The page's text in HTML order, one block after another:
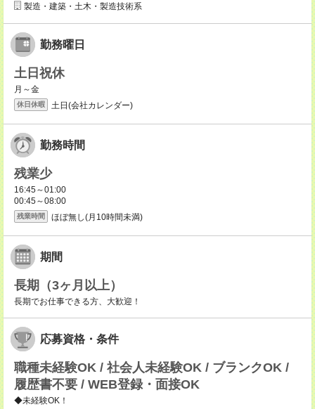
製造・建築・土木・製造技術系
勤務曜日
土日祝休
月～金
休日休暇 土日(会社カレンダー)
勤務時間
残業少
16:45～01:00
00:45～08:00
残業時間 ほぼ無し(月10時間未満)
期間
長期（3ヶ月以上）
長期でお仕事できる方、大歓迎！
応募資格・条件
職種未経験OK / 社会人未経験OK / ブランクOK /
履歴書不要 / WEB登録・面接OK
◆未経験OK！